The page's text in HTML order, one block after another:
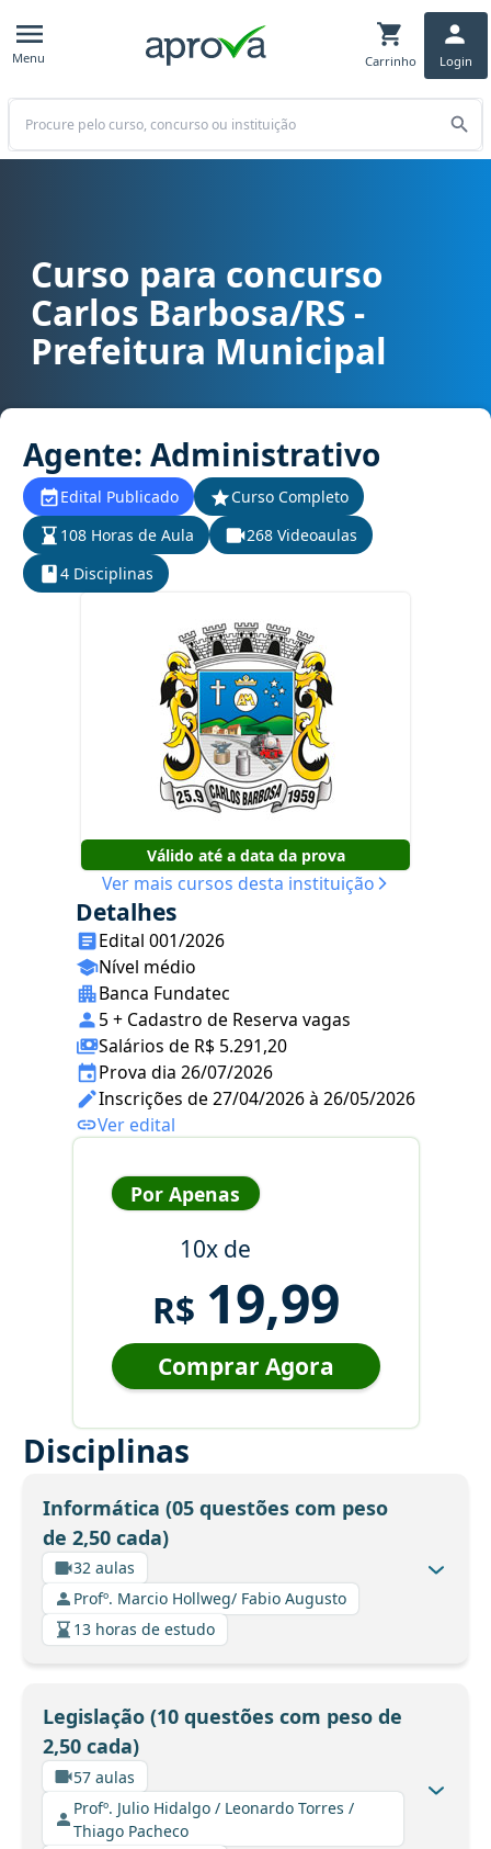
Menu Carrinho Login
Buscar
Curso para concurso Carlos Barbosa/RS - Prefeitura Municipal
Curso para concurso
Carlos Barbosa/RS -
Prefeitura Municipal
Agente: Administrativo
Edital Publicado
Curso Completo
108 Horas de Aula
268 Videoaulas
4 Disciplinas
Válido até a data da prova
Ver mais cursos desta instituição
Detalhes
Edital 001/2026
Nível médio
Banca Fundatec
5 + Cadastro de Reserva vagas
Salários de R$ 5.291,20
Prova dia 26/07/2026
Inscrições de 27/04/2026 à 26/05/2026
Ver edital
Por Apenas
10x de
R$ 19,99
Comprar Agora
Disciplinas
Informática (05 questões com peso
de 2,50 cada)
32 aulas
Profº. Marcio Hollweg/ Fabio Augusto
13 horas de estudo
Legislação (10 questões com peso de
2,50 cada)
57 aulas
Profº. Julio Hidalgo / Leonardo Torres /
Thiago Pacheco